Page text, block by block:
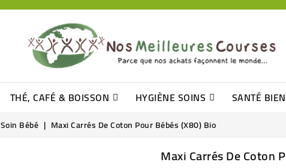
THÉ, CAFÉ & BOISSON HYGIÈNE SOINS SANTÉ
Soin Bébé Maxi Carrés De Coton Pour Bébés (x80) Bio
Maxi Carrés De Coton